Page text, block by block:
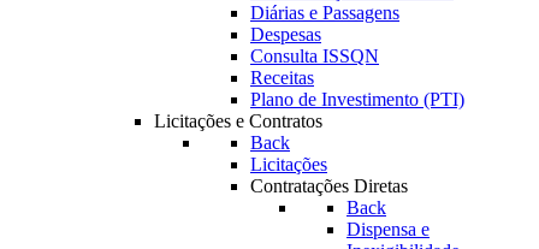
Diárias e Passagens
Despesas
Consulta ISSQN
Receitas
Plano de Investimento (PTI)
Licitações e Contratos
Back
Licitações
Contratações Diretas
Back
Dispensa e